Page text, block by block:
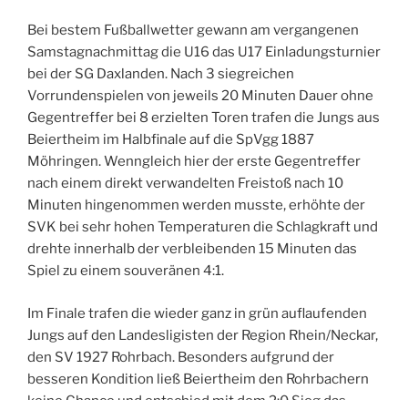
Bei bestem Fußballwetter gewann am vergangenen
Samstagnachmittag die U16 das U17 Einladungsturnier
bei der SG Daxlanden. Nach 3 siegreichen
Vorrundenspielen von jeweils 20 Minuten Dauer ohne
Gegentreffer bei 8 erzielten Toren trafen die Jungs aus
Beiertheim im Halbfinale auf die SpVgg 1887
Möhringen. Wenngleich hier der erste Gegentreffer
nach einem direkt verwandelten Freistoß nach 10
Minuten hingenommen werden musste, erhöhte der
SVK bei sehr hohen Temperaturen die Schlagkraft und
drehte innerhalb der verbleibenden 15 Minuten das
Spiel zu einem souveränen 4:1.
Im Finale trafen die wieder ganz in grün auflaufenden
Jungs auf den Landesligisten der Region Rhein/Neckar,
den SV 1927 Rohrbach. Besonders aufgrund der
besseren Kondition ließ Beiertheim den Rohrbachern